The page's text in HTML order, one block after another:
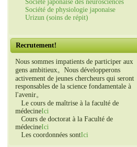
Société japonaise des neurosciences
Société de physiologie japonaise
Urizun (soins de répit)
Recrutement!
Nous sommes impatients de participer aux
gens ambitieux。Nous développerons
activement de jeunes chercheurs qui seront
responsables de la science fondamentale à
l'avenir。
Le cours de maîtrise à la faculté de
médecineIci
Cours de doctorat à la Faculté de
médecineIci
Les coordonnées sontIci